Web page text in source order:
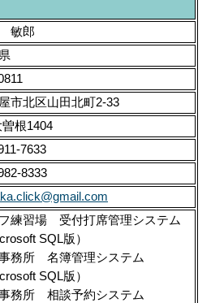
敏郎
市北区山田北町2-33
曽根1404
7633
8333
練習場 受付打席管理システム
SQL版）
務所 名簿管理システム
SQL版）
務所 相談予約システム